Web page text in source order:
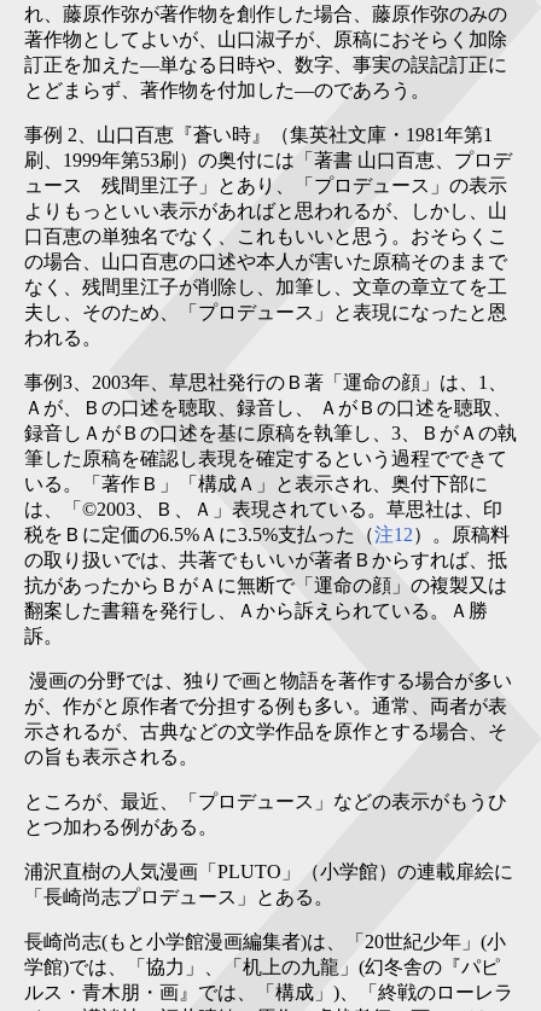
れ、藤原作弥が著作物を創作した場合、藤原作弥のみの
著作物としてよいが、山口淑子が、原稿におそらく加除
訂正を加えた―単なる日時や、数字、事実の誤記訂正に
とどまらず、著作物を付加した―のであろう。
事例 2、山口百恵『蒼い時』（集英社文庫・1981年第1
刷、1999年第53刷）の奥付には「著書 山口百恵、プロデ
ュース 残間里江子」とあり、「プロデュース」の表示
よりもっといい表示があればと思われるが、しかし、山
口百恵の単独名でなく、これもいいと思う。おそらくこ
の場合、山口百恵の口述や本人が害いた原稿そのままで
なく、残間里江子が削除し、加筆し、文章の章立てを工
夫し、そのため、「プロデュース」と表現になったと恩
われる。
事例3、2003年、草思社発行のＢ著「運命の顔」は、1、
Ａが、Ｂの口述を聴取、録音し、 ＡがＢの口述を聴取、
録音しＡがＢの口述を基に原稿を執筆し、3、ＢがＡの執
筆した原稿を確認し表現を確定するという過程でできて
いる。「著作Ｂ」「構成Ａ」と表示され、奥付下部に
は、「©2003、Ｂ、Ａ」表現されている。草思社は、印
税をＢに定価の6.5%Ａに3.5%支払った（注12）。原稿料
の取り扱いでは、共著でもいいが著者Ｂからすれば、抵
抗があったからＢがＡに無断で「運命の顔」の複製又は
翻案した書籍を発行し、Ａから訴えられている。Ａ勝
訴。
漫画の分野では、独りで画と物語を著作する場合が多い
が、作がと原作者で分担する例も多い。通常、両者が表
示されるが、古典などの文学作品を原作とする場合、そ
の旨も表示される。
ところが、最近、「プロデュース」などの表示がもうひ
とつ加わる例がある。
浦沢直樹の人気漫画「PLUTO」（小学館）の連載扉絵に
「長崎尚志プロデュース」とある。
長崎尚志(もと小学館漫画編集者)は、「20世紀少年」(小
学館)では、「協力」、「机上の九龍」(幻冬舎の『パピ
ルス・青木朋・画』では、「構成」)、「終戦のローレラ